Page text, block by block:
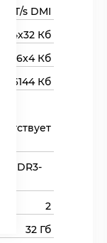
5 GT/s DMI
+ 4x32 Кб
256x4 Кб
6144 Кб
2
32 Гб